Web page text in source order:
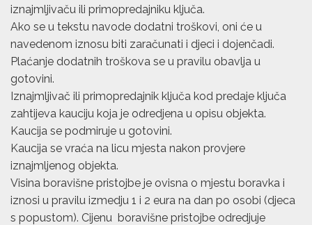
iznajmljivaču ili primopredajniku ključa.
Ako se u tekstu navode dodatni troškovi, oni će u
navedenom iznosu biti zaračunati i djeci i dojenčadi.
Plaćanje dodatnih troškova se u pravilu obavlja u
gotovini.
Iznajmljivač ili primopredajnik ključa kod predaje ključa
zahtijeva kauciju koja je odredjena u opisu objekta.
Kaucija se podmiruje u gotovini.
Kaucija se vraća na licu mjesta nakon provjere
iznajmljenog objekta.
Visina boravišne pristojbe je ovisna o mjestu boravka i
iznosi u pravilu izmedju 1 i 2 eura na dan po osobi (djeca
s popustom). Cijenu boravišne pristojbe odredjuje